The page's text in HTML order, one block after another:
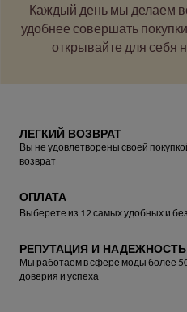
Каждый день мы делаем
удобнее совершать
открывайте для себя
ЛЕГКИЙ ВОЗВРАТ
Вы не удовлетворены своей
возврат
ОПЛАТА
Выберете из 12 самых удобных и
РЕПУТАЦИЯ И НАДЕЖНОСТЬ
Мы работаем в сфере моды более
доверия и успеха